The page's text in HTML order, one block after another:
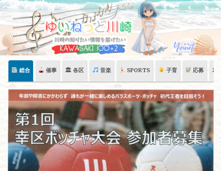
Skip
content
総合 催事 🏛 各区 音楽 SPORTS 子育 応募 🏛